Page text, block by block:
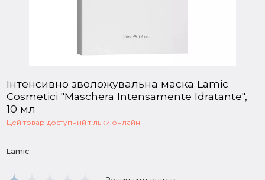
Інтенсивно зволожувальна маска Lamic
Cosmetici "Maschera Intensamente Idratante",
10 мл
Цей товар доступний тільки онлайн
Lamic